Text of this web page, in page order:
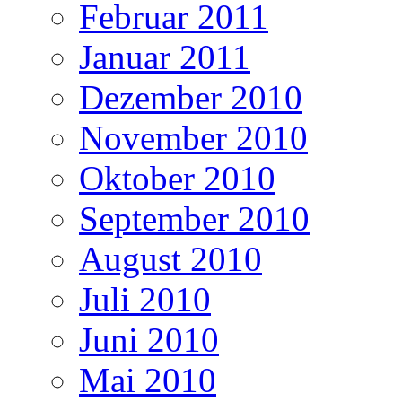
Februar 2011
Januar 2011
Dezember 2010
November 2010
Oktober 2010
September 2010
August 2010
Juli 2010
Juni 2010
Mai 2010